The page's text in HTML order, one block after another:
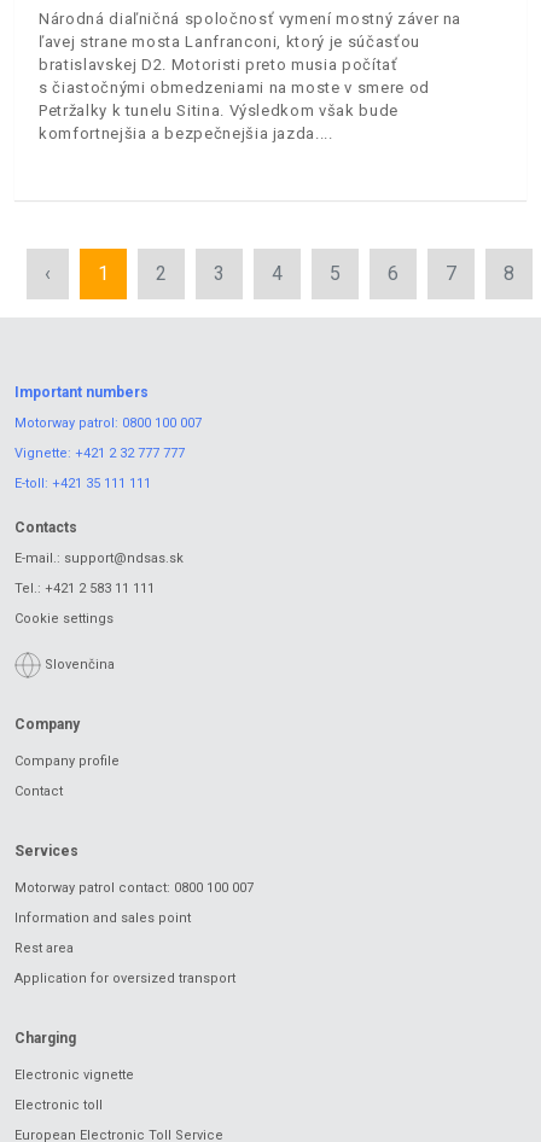
Národná diaľničná spoločnosť vymení mostný záver na
ľavej strane mosta Lanfranconi, ktorý je súčasťou
bratislavskej D2. Motoristi preto musia počítať
s čiastočnými obmedzeniami na moste v smere od
Petržalky k tunelu Sitina. Výsledkom však bude
komfortnejšia a bezpečnejšia jazda.
‹ 1 2 3 4 5 6 7 8
Important numbers
Motorway patrol: 0800 100 007
Vignette: +421 2 32 777 777
E-toll: +421 35 111 111
Contacts
E-mail.: support@ndsas.sk
Tel.: +421 2 583 11 111
Cookie settings
Slovenčina
Company
Company profile
Contact
Services
Motorway patrol contact: 0800 100 007
Information and sales point
Rest area
Application for oversized transport
Charging
Electronic vignette
Electronic toll
European Electronic Toll Service